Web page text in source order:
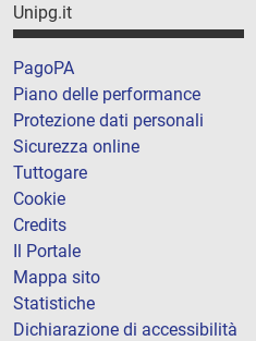
Unipg.it
PagoPA
Piano delle performance
Protezione dati personali
Sicurezza online
Tuttogare
Cookie
Credits
Il Portale
Mappa sito
Statistiche
Dichiarazione di accessibilità